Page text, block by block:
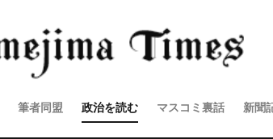
筆者同盟 政治を読む マスコミ裏話 新聞